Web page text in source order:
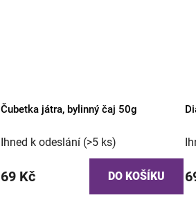
Čubetka játra, bylinný čaj 50g
Ihned k odeslání (>5 ks)
69 Kč DO KOŠÍKU